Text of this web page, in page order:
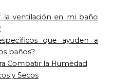
la ventilación en mi baño
que ayuden a
baños?
Combatir la Humedad
y Secos